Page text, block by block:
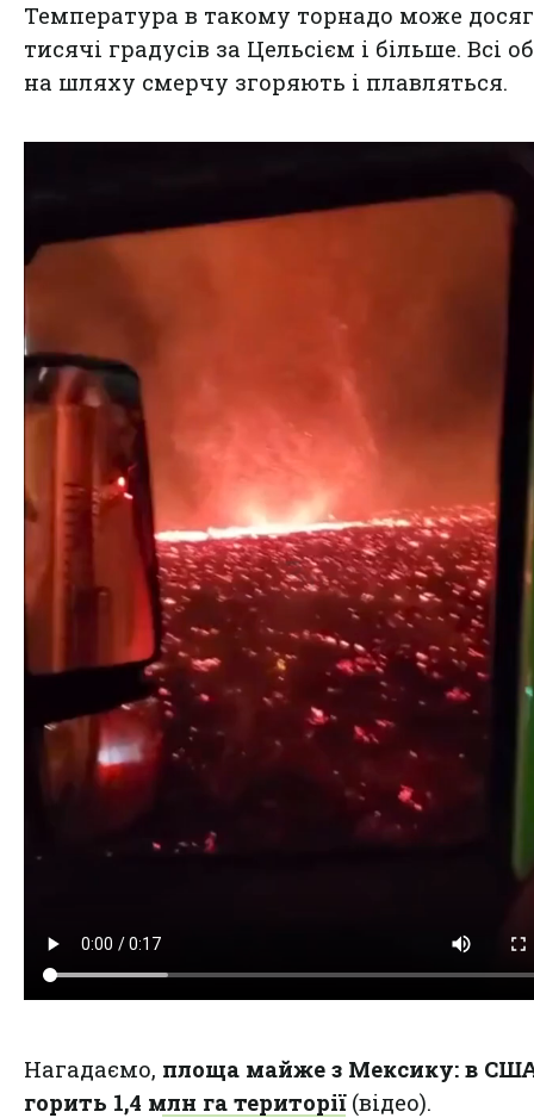
Температура в такому торнадо може
тисячі градусів за Цельсієм і більше. Всі
на шляху смерчу згоряють і плавляться.
Нагадаємо, площа майже з Мексику: в
горить 1,4 млн га території(відео).